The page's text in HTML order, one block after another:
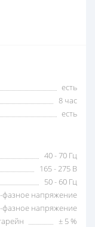
есть
8 час
есть
40 - 70 Гц
165 - 275 В
50 - 60 Гц
фазное напряжение
фазное напряжение
± 5 %